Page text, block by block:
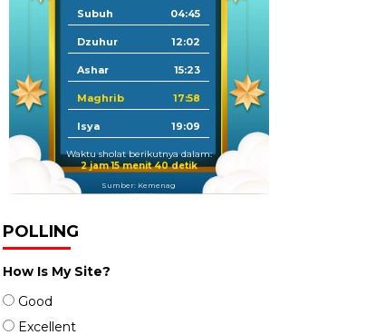
Subuh 04:45
Dzuhur 12:02
Ashar 15:23
Maghrib 17:58
Isya 19:09
Waktu sholat berikutnya dalam:
2 jam 15 menit 39 detik
Sumber: Kemenag
POLLING
How Is My Site?
Good
Excellent